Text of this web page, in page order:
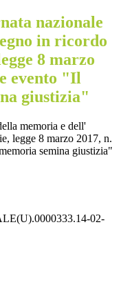
nazionale
in ricordo
8 marzo
evento "Il
giustizia"
memoria e dell'
legge 8 marzo 2017, n.
semina giustizia"
02-